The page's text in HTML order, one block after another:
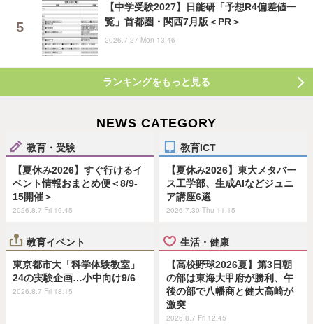
【中学受験2027】日能研「予想R4偏差値一
覧」首都圏・関西7月版＜PR＞
2026.7.27 Mon 13:46
ランキングをもっと見る
NEWS CATEGORY
教育・受験
【夏休み2026】すぐ行けるイ
ベント情報おまとめ便＜8/9-
15開催＞
2026.8.7 Fri 19:45
教育ICT
【夏休み2026】東大メタバー
ス工学部、生成AIなどジュニ
ア講座6選
2026.7.30 Thu 11:15
教育イベント
東京都市大「科学体験教室」
24の実験企画…小中向け9/6
2026.8.7 Fri 18:15
生活・健康
【高校野球2026夏】第3日朝
の部は東海大甲府が勝利、午
後の部で八幡商と健大高崎が
激突
2026.8.7 Fri 12:45